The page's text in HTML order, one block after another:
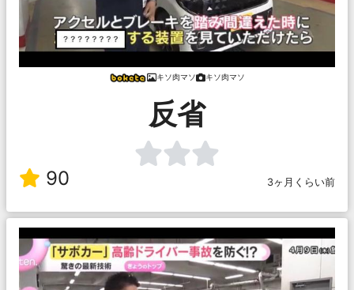
キソ肉マソ キソ肉マソ
反省
90 3ヶ月くらい前